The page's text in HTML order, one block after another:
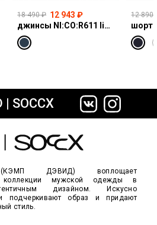
сайте СДЭК
18 490 ₽ 12 943 ₽
джинсы NI:CO:R611 light vintage print jogg
12 890
| SOCCX
ДЭВИД) воплощает
коллекции мужской одежды в
дизайном. Искусно
подчеркивают образ и придают
стиль.